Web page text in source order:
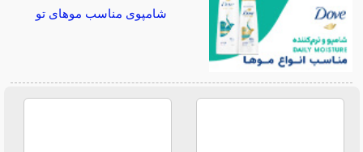
شامپوی مناسب موهای تو